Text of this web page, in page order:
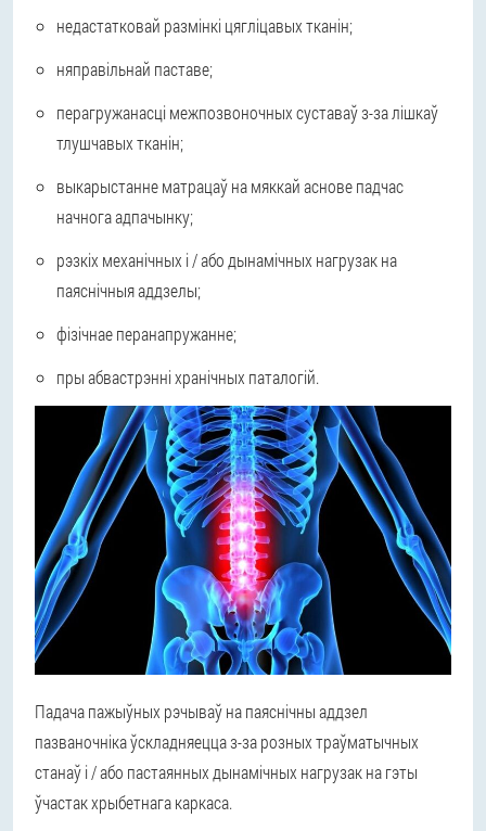
недастатковай размінкі цягліцавых тканін;
няправільнай паставе;
перагружанасці межпозвоночных суставаў з-за лішкаў
тлушчавых тканін;
выкарыстанне матрацаў на мяккай аснове падчас
начнога адпачынку;
рэзкіх механічных і / або дынамічных нагрузак на
паяснічныя аддзелы;
фізічнае перанапружанне;
пры абвастрэнні хранічных паталогій.
Падача пажыўных рэчываў на паяснічны аддзел
пазваночніка ўскладняецца з-за розных траўматычных
станаў і / або пастаянных дынамічных нагрузак на гэты
ўчастак хрыбетнага каркаса.